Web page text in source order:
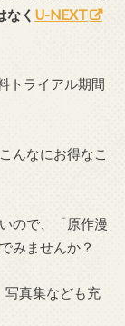
なく U-NEXT
トライアル期間
んなにお得なこ
ので、「原作漫
みませんか？
写真集なども充